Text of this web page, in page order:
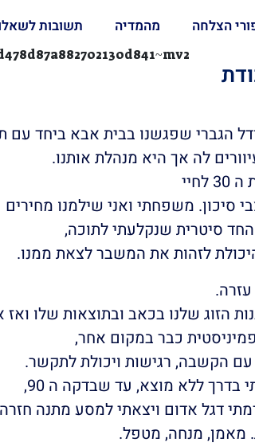
הצלחה מהמדיה תשובות
שנה לפחות. המודל הגברי שפגשנו בבית אבא
לה אך היא מנהלת אותנו.
סיכון. משפחתי ואני שילמנו
סיטרית שנקלעתי לתוכה,
לזהות את המשבר לצאת ממנו.
שלנו בכאב ובתוצאות שלו ואז
כבר במקום אחר,
הקשבה, רגישות ויכולת לתקשר.
ללא מוצא, עד שבדקה ה 90,
דגל אדום ויצאתי למסע מתנה
מאמן, מנחה, מטפל.